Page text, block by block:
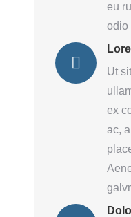
eu
odio
Ut
ex
ac,